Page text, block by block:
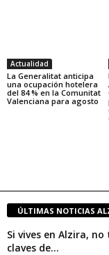
Actualidad
La Generalitat anticipa
una ocupación hotelera
del 84 % en la Comunitat
Valenciana para agosto
ÚLTIMAS NOTICIAS
Si vives en Alzira,
claves de...